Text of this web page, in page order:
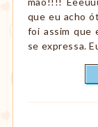
que eu acho
foi assim que
se expressa.